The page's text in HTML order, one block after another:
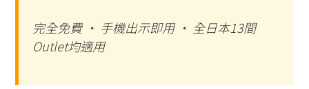
完全免費 · 手機出示即用 · 全日本13間
Outlet均適用